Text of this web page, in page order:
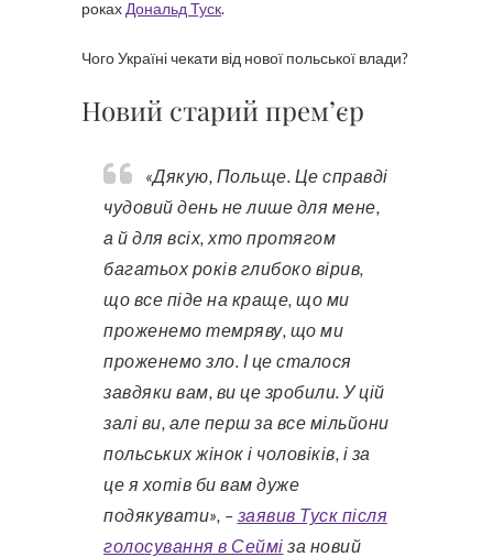
роках Дональд Туск.
Чого Україні чекати від нової польської влади?
Новий старий прем’єр
«Дякую, Польще. Це справді
чудовий день не лише для мене,
а й для всіх, хто протягом
багатьох років глибоко вірив,
що все піде на краще, що ми
проженемо темряву, що ми
проженемо зло. І це сталося
завдяки вам, ви це зробили. У цій
залі ви, але перш за все мільйони
польських жінок і чоловіків, і за
це я хотів би вам дуже
подякувати», – заявив Туск після
голосування в Сеймі за новий